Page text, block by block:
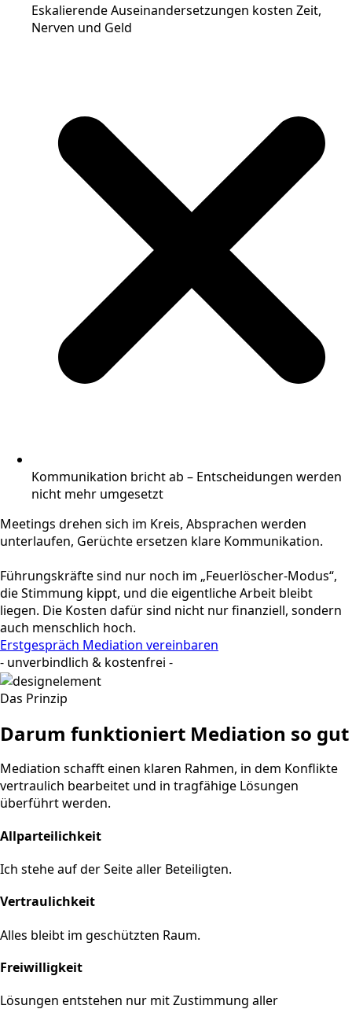
Eskalierende Auseinandersetzungen kosten Zeit,
Nerven und Geld
Kommunikation bricht ab – Entscheidungen werden
nicht mehr umgesetzt
Meetings drehen sich im Kreis, Absprachen werden
unterlaufen, Gerüchte ersetzen klare Kommunikation.
Führungskräfte sind nur noch im „Feuerlöscher-Modus“,
die Stimmung kippt, und die eigentliche Arbeit bleibt
liegen. Die Kosten dafür sind nicht nur finanziell, sondern
auch menschlich hoch.
Erstgespräch Mediation vereinbaren
- unverbindlich & kostenfrei -
Das Prinzip
Darum funktioniert Mediation so gut
Mediation schafft einen klaren Rahmen, in dem Konflikte
vertraulich bearbeitet und in tragfähige Lösungen
überführt werden.
Allparteilichkeit
Ich stehe auf der Seite aller Beteiligten.
Vertraulichkeit
Alles bleibt im geschützten Raum.
Freiwilligkeit
Lösungen entstehen nur mit Zustimmung aller